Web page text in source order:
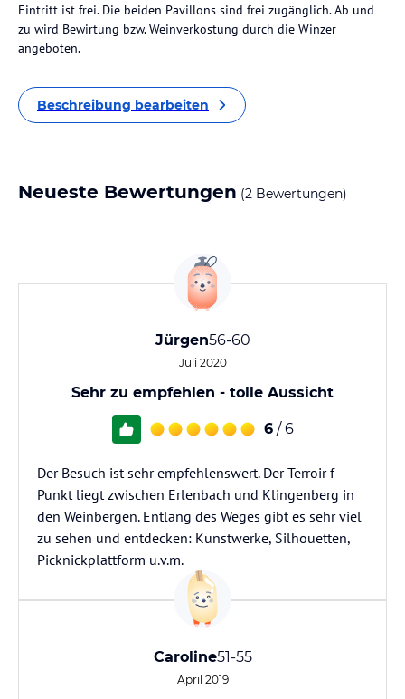
Eintritt ist frei. Die beiden Pavillons sind frei zugänglich. Ab und
zu wird Bewirtung bzw. Weinverkostung durch die Winzer
angeboten.
Beschreibung bearbeiten
Neueste Bewertungen (2 Bewertungen)
Jürgen56-60
Juli 2020
Sehr zu empfehlen - tolle Aussicht
6 / 6
Der Besuch ist sehr empfehlenswert. Der Terroir f
Punkt liegt zwischen Erlenbach und Klingenberg in
den Weinbergen. Entlang des Weges gibt es sehr viel
zu sehen und entdecken: Kunstwerke, Silhouetten,
Picknickplattform u.v.m.
Caroline51-55
April 2019